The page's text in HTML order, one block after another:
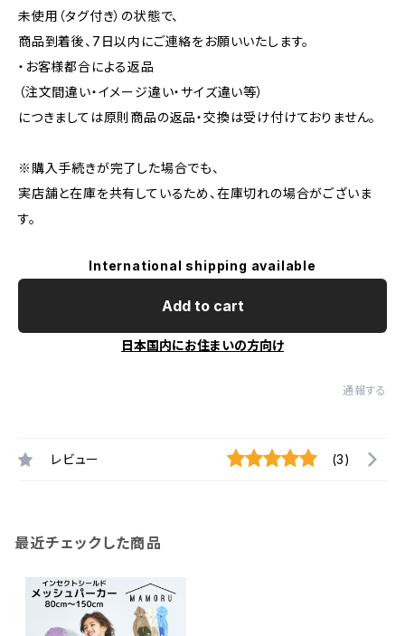
未使用（タグ付き）の状態で、
商品到着後、7日以内にご連絡をお願いいたします。
・お客様都合による返品
（注文間違い・イメージ違い・サイズ違い等）
につきましては原則商品の返品・交換は受け付けておりません。
※購入手続きが完了した場合でも、
実店舗と在庫を共有しているため、在庫切れの場合がございま
す。
International shipping available
Add to cart
日本国内にお住まいの方向け
通報する
レビュー (3)
最近チェックした商品